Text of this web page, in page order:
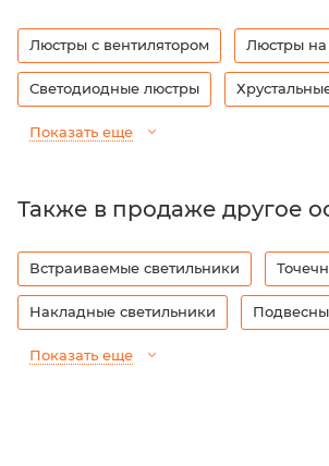
Люстры с вентилятором Люстры на
Светодиодные люстры
Показать еще
Также в продаже другое
Встраиваемые светильники
Накладные светильники
Показать еще